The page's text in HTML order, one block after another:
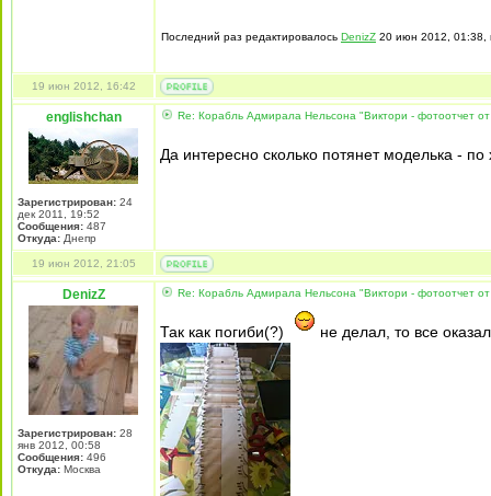
Последний раз редактировалось DenizZ 20 июн 2012, 01:38,
19 июн 2012, 16:42
englishchan
Зарегистрирован: 24
дек 2011, 19:52
Сообщения: 487
Откуда: Днепр
Re: Корабль Адмирала Нельсона "Виктори - фотоотчет от
Да интересно сколько потянет моделька -
19 июн 2012, 21:05
DenizZ
Зарегистрирован: 28
янв 2012, 00:58
Сообщения: 496
Откуда: Москва
Re: Корабль Адмирала Нельсона "Виктори - фотоотчет от
Так как погиби(?) не делал, то все